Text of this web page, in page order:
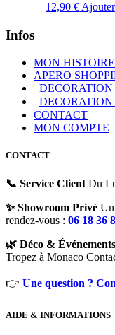
12,90€
Infos
MON HISTOIRE
APERO
DECORATION
CONTACT
MON COMPTE
CONTACT
📞 Service Client Du
✨ Showroom Privé
rendez-vous : 06 18 36
🌿 Déco & Événements
Tropez à Monaco
👉 Une question ?
AIDE & INFORMATIONS